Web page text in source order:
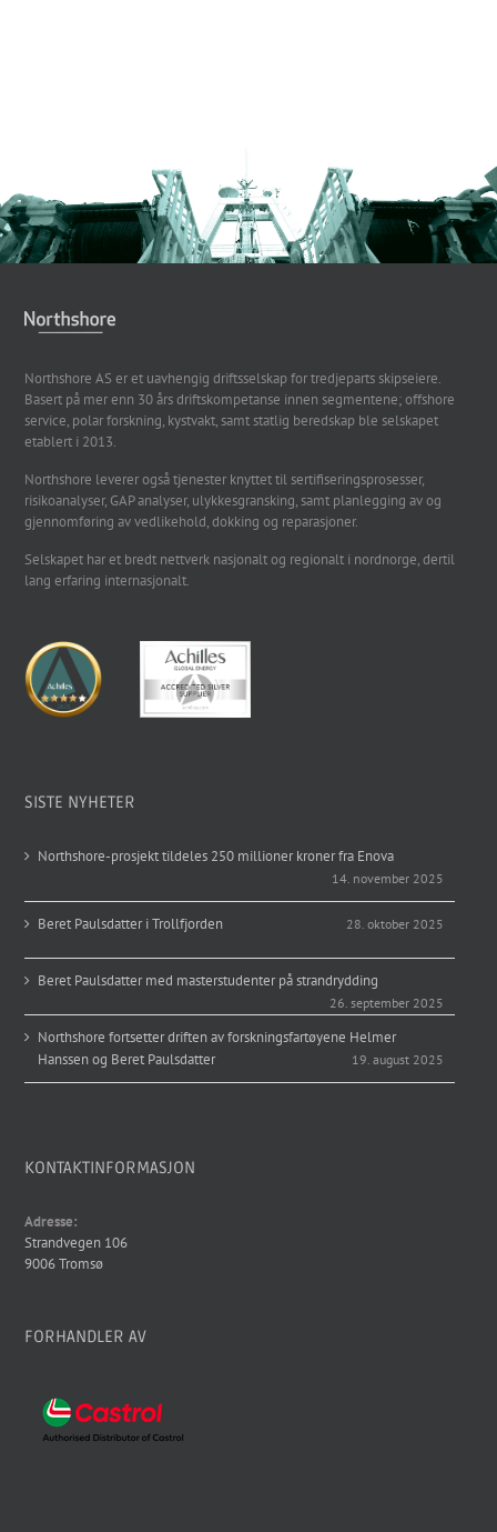
Northshore AS er et uavhengig driftsselskap for tredjeparts skipseiere.
Basert på mer enn 30 års driftskompetanse innen segmentene; offshore
service, polar forskning, kystvakt, samt statlig beredskap ble selskapet
etablert i 2013.
Northshore leverer også tjenester knyttet til sertifiseringsprosesser,
risikoanalyser, GAP analyser, ulykkesgransking, samt planlegging av og
gjennomføring av vedlikehold, dokking og reparasjoner.
Selskapet har et bredt nettverk nasjonalt og regionalt i nordnorge, dertil
lang erfaring internasjonalt.
SISTE NYHETER
Northshore-prosjekt tildeles 250 millioner kroner fra Enova
14. november 2025
Beret Paulsdatter i Trollfjorden 28. oktober 2025
Beret Paulsdatter med masterstudenter på strandrydding
26. september 2025
Northshore fortsetter driften av forskningsfartøyene Helmer
Hanssen og Beret Paulsdatter
19. august 2025
KONTAKTINFORMASJON
Adresse:
Strandvegen 106
9006 Tromsø
FORHANDLER AV